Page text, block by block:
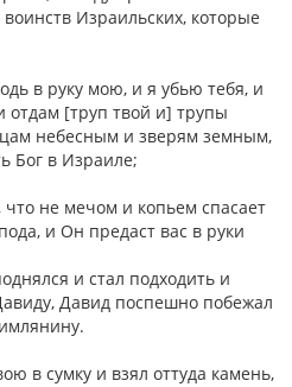
Израильских, которые
в руку мою, и я убью тебя, и
отдам [труп твой и] трупы
небесным и зверям земным,
Бог в Израиле;
что не мечом и копьем спасает
и Он предаст вас в руки
и стал подходить и
Давид поспешно побежал
в сумку и взял оттуда камень,